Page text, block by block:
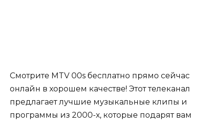
Смотрите MTV 00s бесплатно прямо сейчас
онлайн в хорошем качестве! Этот телеканал
предлагает лучшие музыкальные клипы и
программы из 2000-х, которые подарят вам